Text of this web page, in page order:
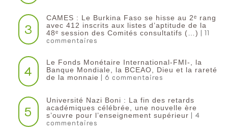
3
CAMES : Le Burkina Faso se hisse au 2ᵉ rang
avec 412 inscrits aux listes d’aptitude de la
48ᵉ session des Comités consultatifs (…) | 11
commentaires
4
Le Fonds Monétaire International-FMI-, la
Banque Mondiale, la BCEAO, Dieu et la rareté
de la monnaie | 6 commentaires
5
Université Nazi Boni : La fin des retards
académiques célébrée, une nouvelle ère
s’ouvre pour l’enseignement supérieur | 4
commentaires